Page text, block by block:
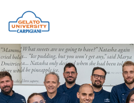
HOME
LA SCUOLA
CORSI ONLINE